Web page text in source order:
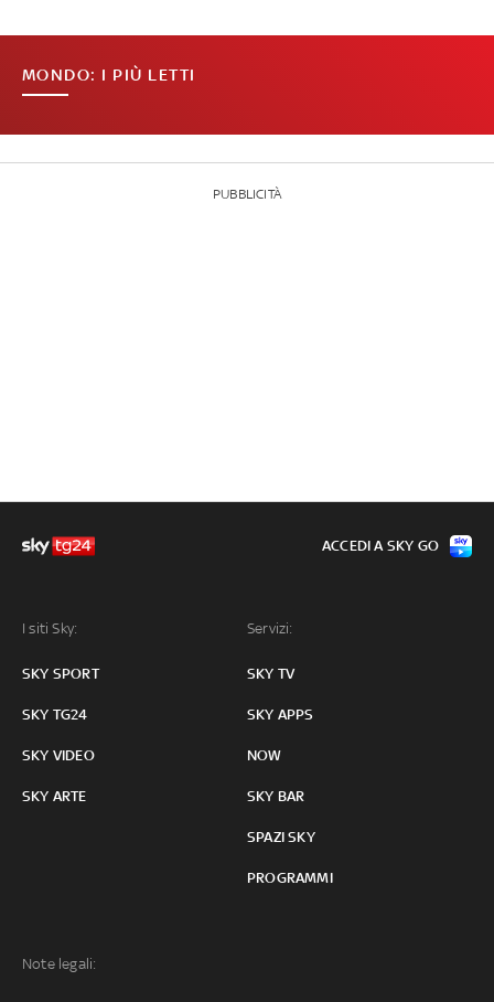
MONDO: I PIÙ LETTI
PUBBLICITÀ
I siti Sky:
SKY SPORT
SKY TG24
SKY VIDEO
SKY ARTE
Servizi:
SKY TV
SKY APPS
NOW
SKY BAR
SPAZI SKY
PROGRAMMI
Note legali:
ACCEDI A SKY GO